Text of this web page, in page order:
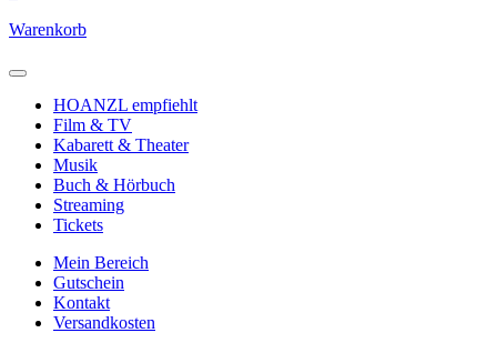
Warenkorb
HOANZL empfiehlt
Film & TV
Kabarett & Theater
Musik
Buch & Hörbuch
Streaming
Tickets
Mein Bereich
Gutschein
Kontakt
Versandkosten